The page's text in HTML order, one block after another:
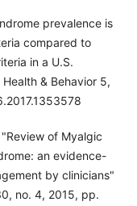
prevalence is
compared to
in a U.S.
& Behavior 5,
of Myalgic
an evidence-
by clinicians"
no. 4, 2015, pp.